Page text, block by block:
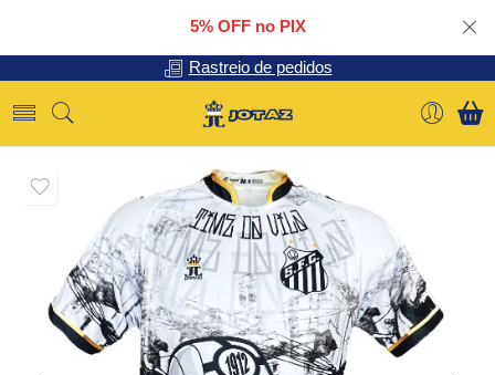
5% OFF no PIX
Rastreio de pedidos